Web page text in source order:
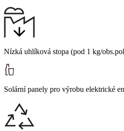
Nízká uhlíková stopa (pod 1 kg/
Solární panely pro výrobu elektrické